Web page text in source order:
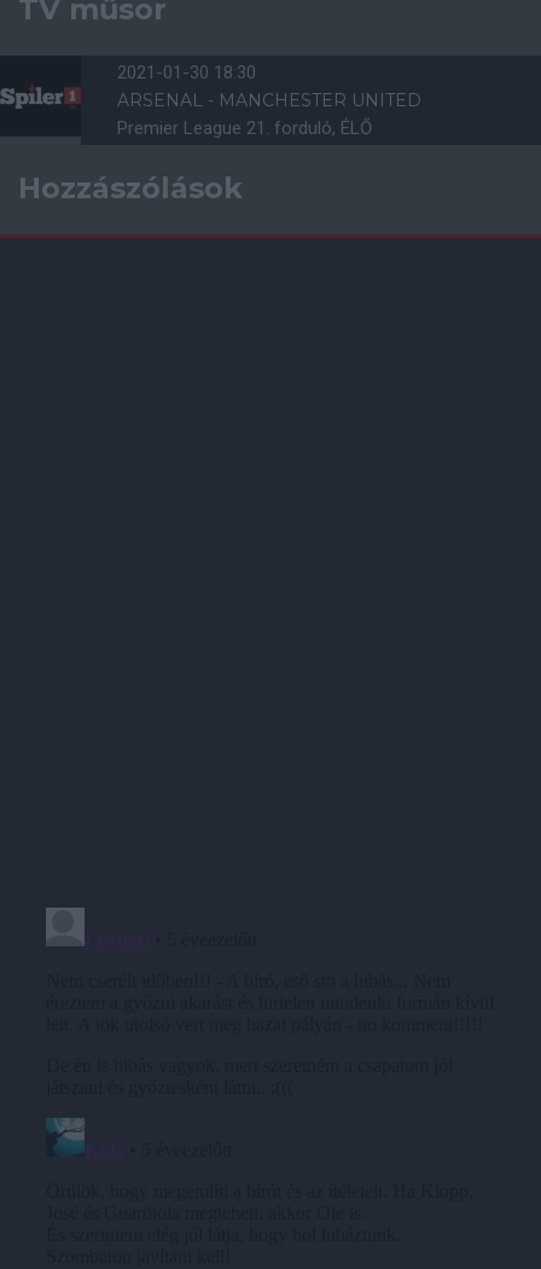
TV műsor
2021-01-30 18:30
ARSENAL - MANCHESTER UNITED
Premier League 21. forduló, ÉLŐ
Hozzászólások